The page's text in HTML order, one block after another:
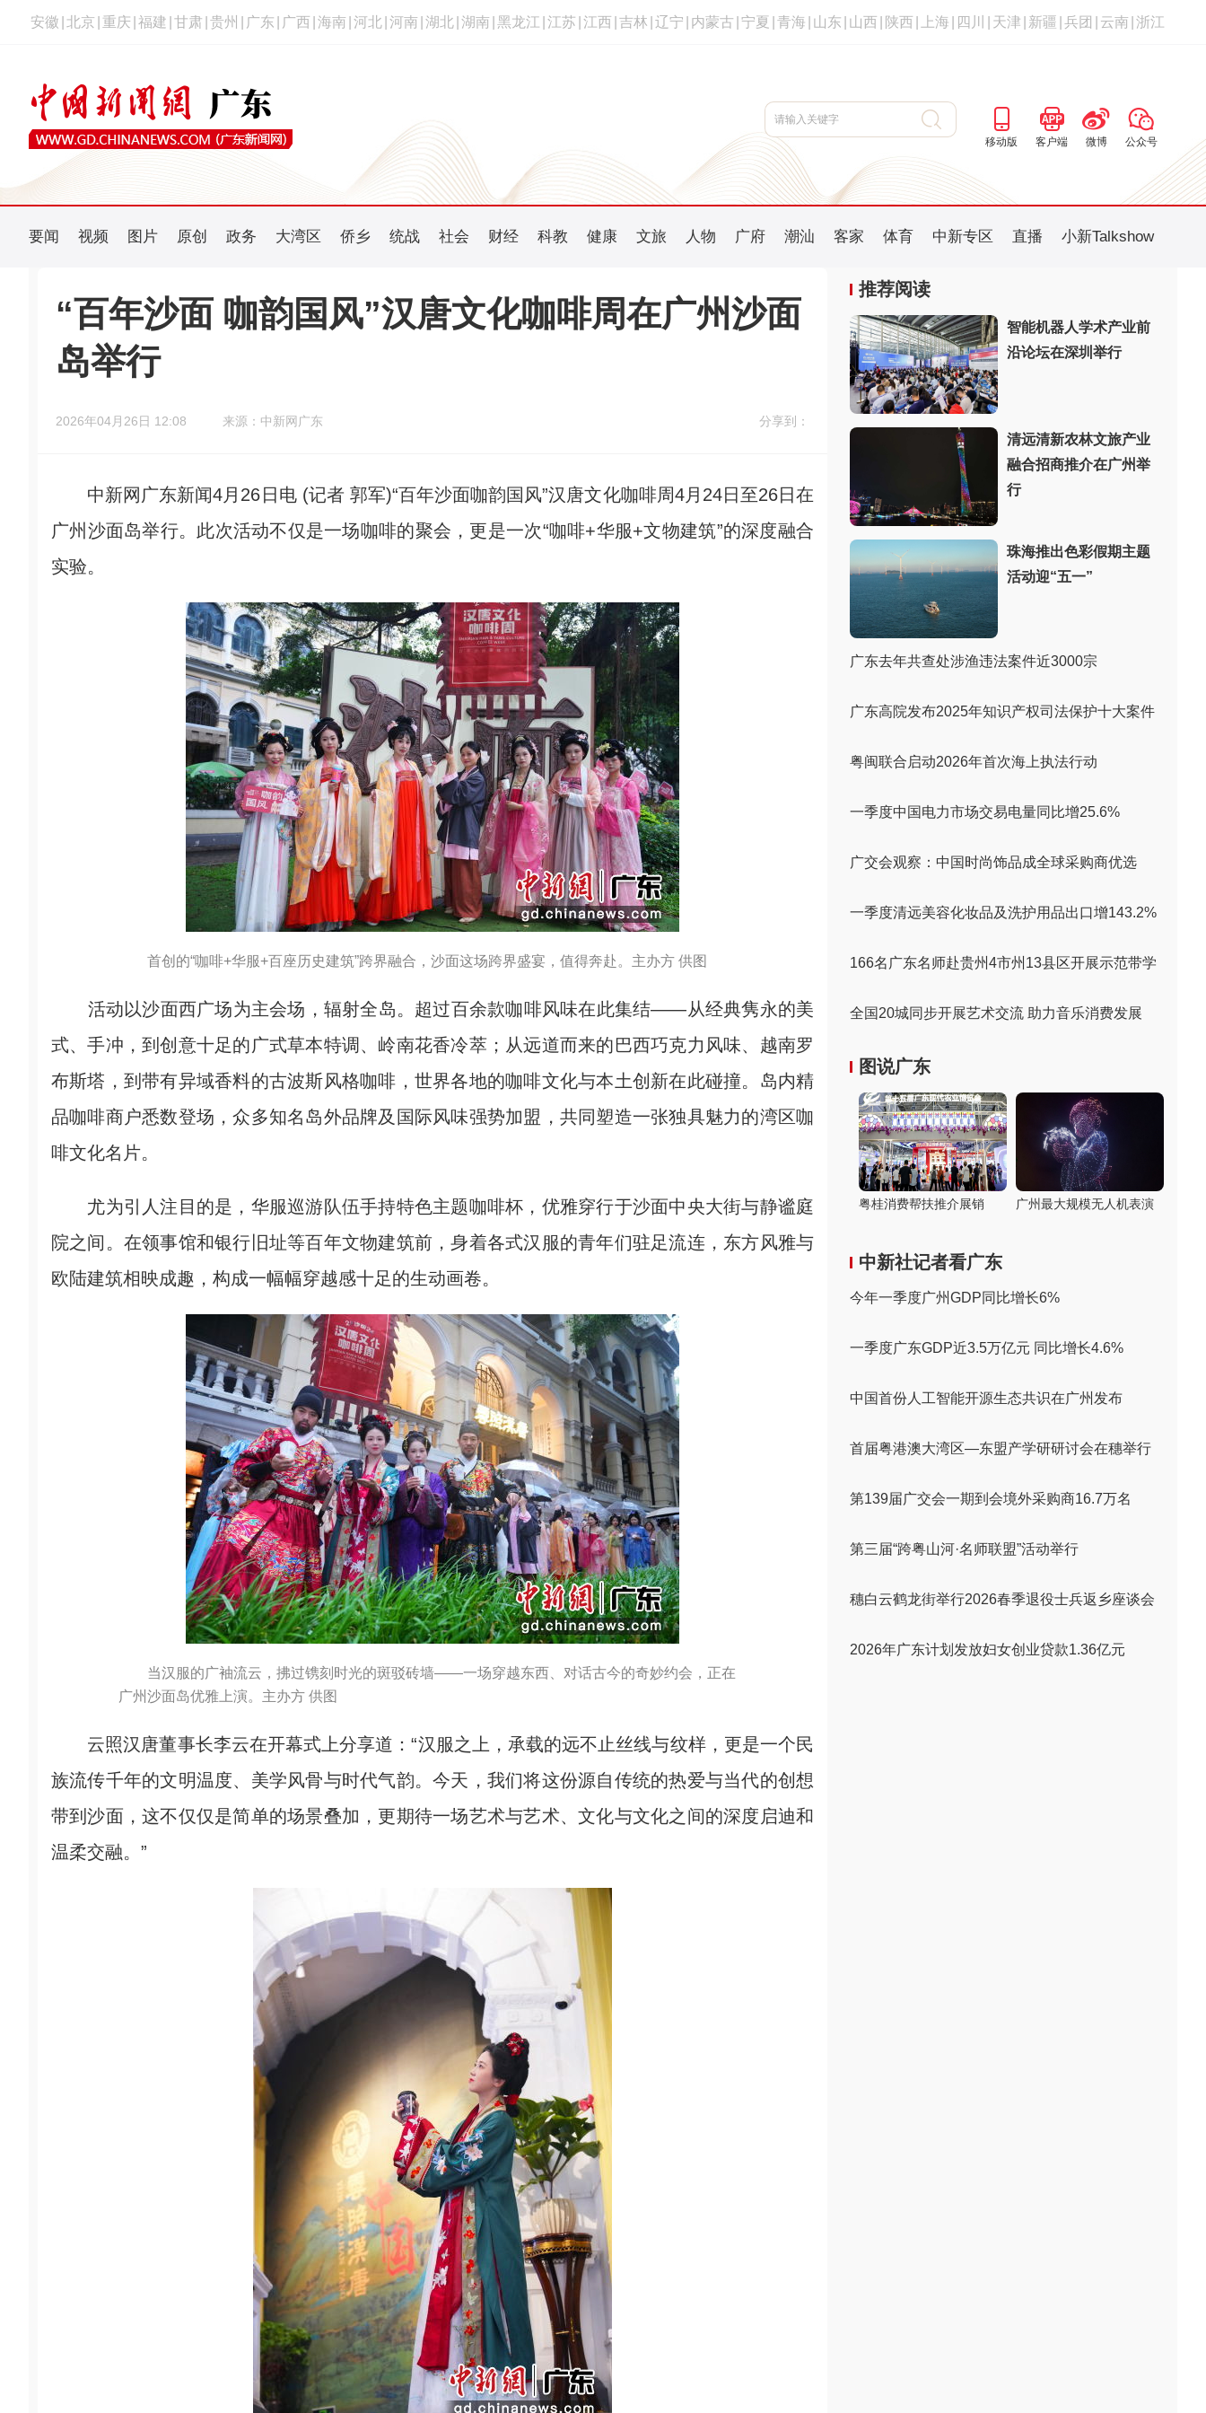
安徽 北京 重庆 福建 甘肃 贵州 广东 广西 海南 河北 河南 湖北 湖南 黑龙江 江苏 江西 吉林 辽宁 内蒙古 宁夏 青海 山东 山西 陕西 上海 四川 天津 新疆 兵团 云南 浙江
移动版 客户端 微博 公众号
要闻 视频 图片 原创 政务 大湾区 侨乡 统战 社会 财经 科教 健康 文旅 人物 广府 潮汕 客家 体育 中新专区 直播 小新Talkshow
“百年沙面 咖韵国风”汉唐文化咖啡周在广州沙面
岛举行
2026年04月26日 12:08 来源：中新网广东 分享到：
中新网广东新闻4月26日电 (记者 郭军)“百年沙面咖韵国风”汉唐文化咖啡周4月24日至26日在
广州沙面岛举行。此次活动不仅是一场咖啡的聚会，更是一次“咖啡+华服+文物建筑”的深度融合
实验。
首创的“咖啡+华服+百座历史建筑”跨界融合，沙面这场跨界盛宴，值得奔赴。主办方 供图
活动以沙面西广场为主会场，辐射全岛。超过百余款咖啡风味在此集结——从经典隽永的美
式、手冲，到创意十足的广式草本特调、岭南花香冷萃；从远道而来的巴西巧克力风味、越南罗
布斯塔，到带有异域香料的古波斯风格咖啡，世界各地的咖啡文化与本土创新在此碰撞。岛内精
品咖啡商户悉数登场，众多知名岛外品牌及国际风味强势加盟，共同塑造一张独具魅力的湾区咖
啡文化名片。
尤为引人注目的是，华服巡游队伍手持特色主题咖啡杯，优雅穿行于沙面中央大街与静谧庭
院之间。在领事馆和银行旧址等百年文物建筑前，身着各式汉服的青年们驻足流连，东方风雅与
欧陆建筑相映成趣，构成一幅幅穿越感十足的生动画卷。
当汉服的广袖流云，拂过镌刻时光的斑驳砖墙——一场穿越东西、对话古今的奇妙约会，正在
广州沙面岛优雅上演。主办方 供图
云照汉唐董事长李云在开幕式上分享道：“汉服之上，承载的远不止丝线与纹样，更是一个民
族流传千年的文明温度、美学风骨与时代气韵。今天，我们将这份源自传统的热爱与当代的创想
带到沙面，这不仅仅是简单的场景叠加，更期待一场艺术与艺术、文化与文化之间的深度启迪和
温柔交融。”
推荐阅读
智能机器人学术产业前
沿论坛在深圳举行
清远清新农林文旅产业
融合招商推介在广州举
行
珠海推出色彩假期主题
活动迎“五一”
广东去年共查处涉渔违法案件近3000宗
广东高院发布2025年知识产权司法保护十大案件
粤闽联合启动2026年首次海上执法行动
一季度中国电力市场交易电量同比增25.6%
广交会观察：中国时尚饰品成全球采购商优选
一季度清远美容化妆品及洗护用品出口增143.2%
166名广东名师赴贵州4市州13县区开展示范带学
全国20城同步开展艺术交流 助力音乐消费发展
图说广东
粤桂消费帮扶推介展销 广州最大规模无人机表演
中新社记者看广东
今年一季度广州GDP同比增长6%
一季度广东GDP近3.5万亿元 同比增长4.6%
中国首份人工智能开源生态共识在广州发布
首届粤港澳大湾区—东盟产学研研讨会在穗举行
第139届广交会一期到会境外采购商16.7万名
第三届“跨粤山河·名师联盟”活动举行
穗白云鹤龙街举行2026春季退役士兵返乡座谈会
2026年广东计划发放妇女创业贷款1.36亿元